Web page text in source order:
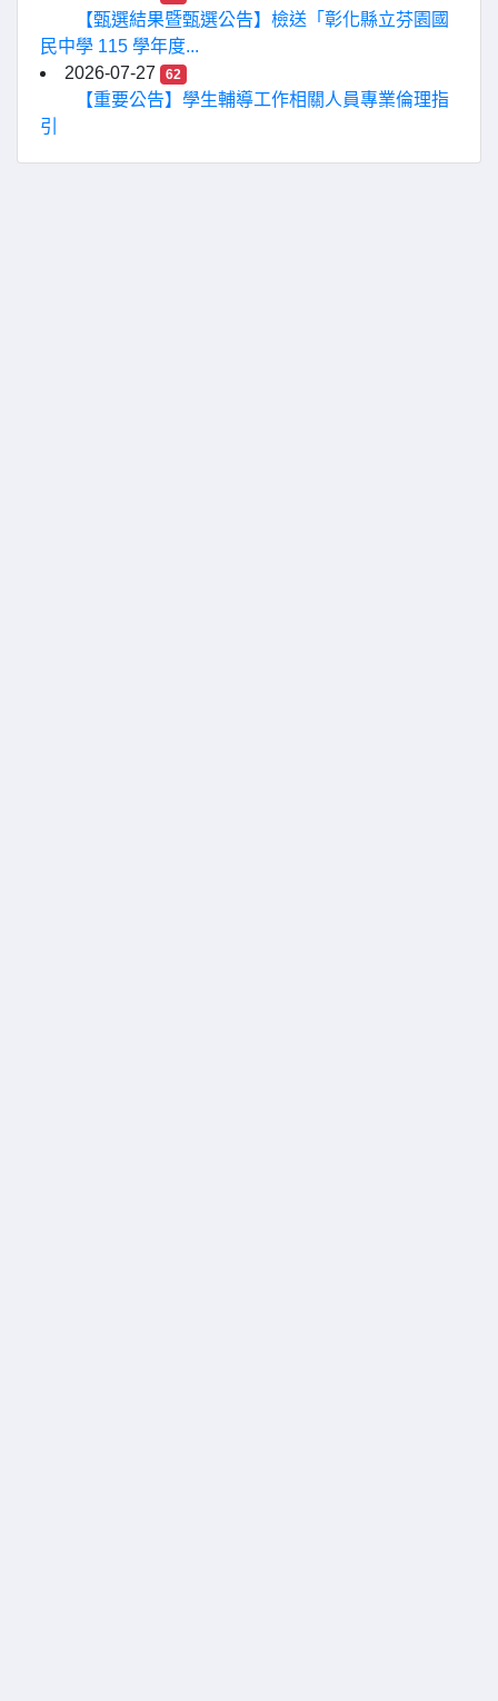
【甄選結果暨甄選公告】檢送「彰化縣立芬園國
民中學 115 學年度...
2026-07-27
62
【重要公告】學生輔導工作相關人員專業倫理指
引